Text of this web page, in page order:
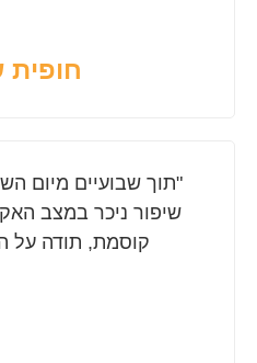
חופית
"תוך שבועיים מיום
שיפור ניכר במצב
קוסמת, תודה על